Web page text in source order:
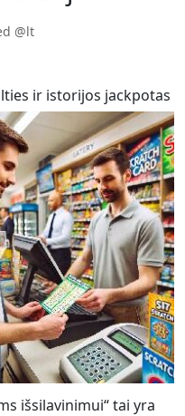
@lt
ir istorijos jackpotas
išsilavinimui“ tai yra